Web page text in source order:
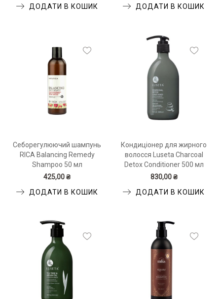
ДОДАТИ В КОШИК
ДОДАТИ В КОШИК
Себорегулюючий шампунь
RICA Balancing Remedy
Shampoo 50 мл
425,00 ₴
ДОДАТИ В КОШИК
Кондиціонер для жирного
волосся Luseta Charcoal
Detox Conditioner 500 мл
830,00 ₴
ДОДАТИ В КОШИК